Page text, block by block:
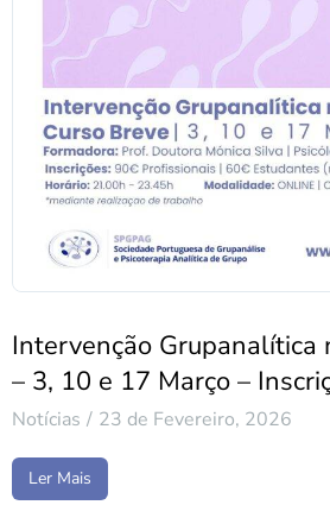
Intervenção
– 3, 10 e 17 Março –
Notícias 23 de Fevereiro, 2026
Ler Mais